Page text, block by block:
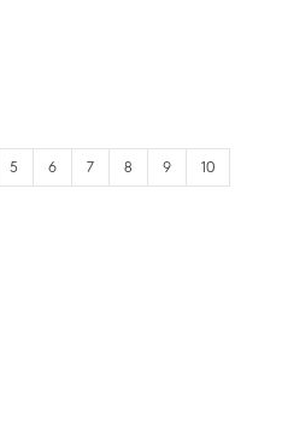
5 6 7 8 9 10